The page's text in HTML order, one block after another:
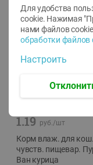
1.19 руб./шт
Корм влаж. для
чувств. пищевар.
Ван курица
Для удобства
cookie. Нажимая
нами файлов
обработки файлов
Настроить